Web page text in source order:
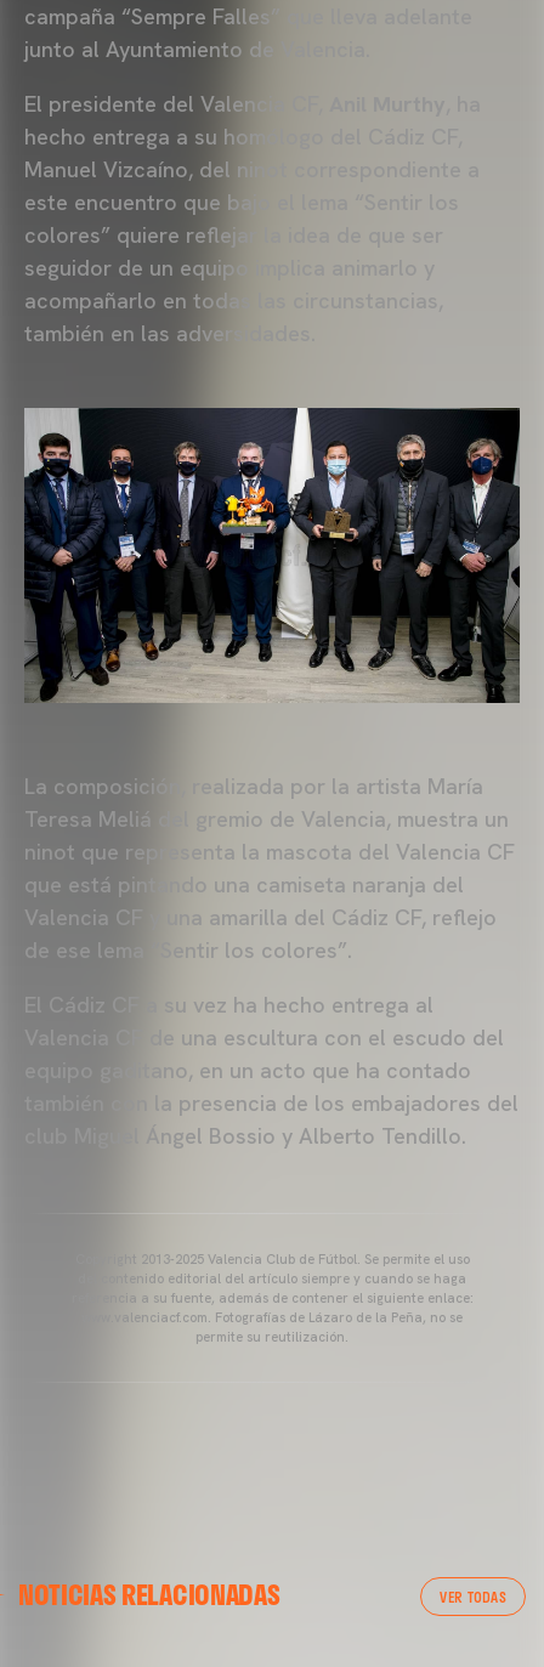
campaña “Sempre Falles” que lleva adelante
junto al Ayuntamiento de Valencia.
El presidente del Valencia CF,
hecho entrega a su homólogo del Cádiz CF,
Manuel Vizcaíno, del ninot correspondiente a
este encuentro que bajo el lema “Sentir los
colores” quiere reflejar la idea de que ser
seguidor de un equipo implica animarlo y
acompañarlo en todas las circunstancias,
también en las adversidades.
La composición, realizada por la artista María
Teresa Meliá del gremio de Valencia, muestra un
ninot que representa la mascota del Valencia CF
que está pintando una camiseta naranja del
Valencia CF y una amarilla del Cádiz CF, reflejo
de ese lema “Sentir los colores”.
El Cádiz CF a su vez ha hecho entrega al
Valencia CF de una escultura con el escudo del
equipo gaditano, en un acto que ha contado
también con la presencia de los embajadores del
club Miguel Ángel Bossio y Alberto Tendillo.
Copyright 2013-2025 Valencia Club de Fútbol. Se permite el uso
del contenido editorial del artículo siempre y cuando se haga
referencia a su fuente, además de contener el siguiente enlace:
www.valenciacf.com. Fotografías de Lázaro de la Peña, no se
permite su reutilización.
NOTICIAS RELACIONADAS VER TODAS
ENTRENAMIENTO DEL VALENCIA CF 04/03/26